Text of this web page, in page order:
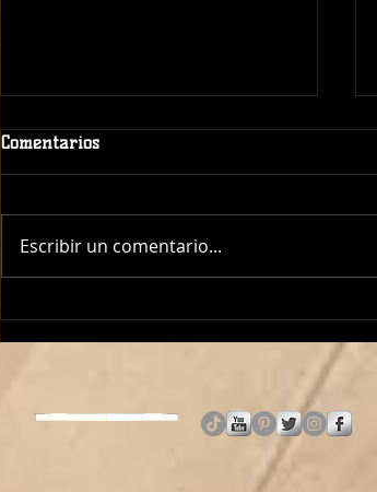
Comentarios
Escribir un comentario...